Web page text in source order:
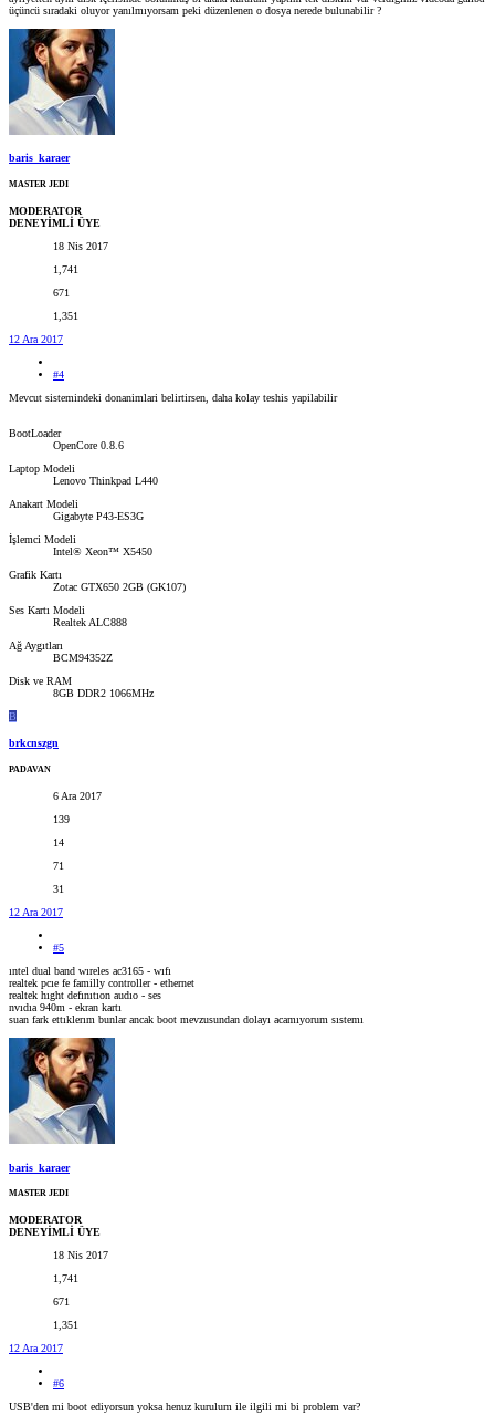
üçüncü sıradaki oluyor yanılmıyorsam peki düzenlenen o dosya nerede bulunabilir ?
baris_karaer
MASTER JEDI
MODERATOR
DENEYİMLİ ÜYE
18 Nis 2017
1,741
671
1,351
12 Ara 2017
#4
Mevcut sistemindeki donanimlari belirtirsen, daha kolay teshis yapilabilir
BootLoader
OpenCore 0.8.6
Laptop Modeli
Lenovo Thinkpad L440
Anakart Modeli
Gigabyte P43-ES3G
İşlemci Modeli
Intel® Xeon™ X5450
Grafik Kartı
Zotac GTX650 2GB (GK107)
Ses Kartı Modeli
Realtek ALC888
Ağ Aygıtları
BCM94352Z
Disk ve RAM
8GB DDR2 1066MHz
B
brkcnszgn
PADAVAN
6 Ara 2017
139
14
71
31
12 Ara 2017
#5
ıntel dual band wıreles ac3165 - wıfı
realtek pcıe fe familly controller - ethernet
realtek hıght defınıtıon audıo - ses
nvıdıa 940m - ekran kartı
suan fark ettıklerım bunlar ancak boot mevzusundan dolayı acamıyorum sıstemı
baris_karaer
MASTER JEDI
MODERATOR
DENEYİMLİ ÜYE
18 Nis 2017
1,741
671
1,351
12 Ara 2017
#6
USB'den mi boot ediyorsun yoksa henuz kurulum ile ilgili mi bi problem var?